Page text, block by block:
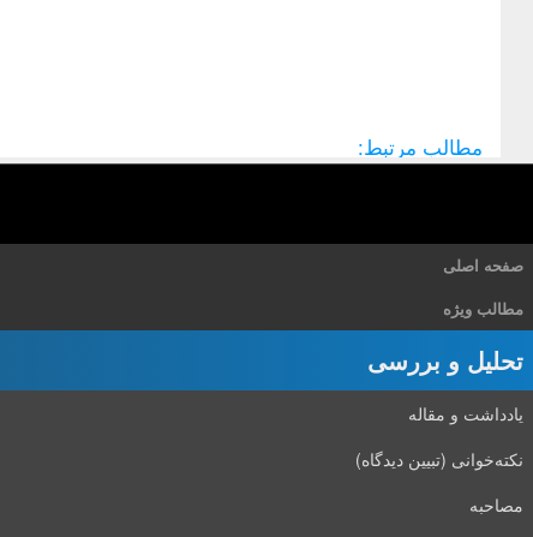
مطالب مرتبط:
صفحه اصلی
مطالب ویژه
تحلیل و بررسی
یادداشت و مقاله
نکته‌خوانی (تبیین دیدگاه)
مصاحبه